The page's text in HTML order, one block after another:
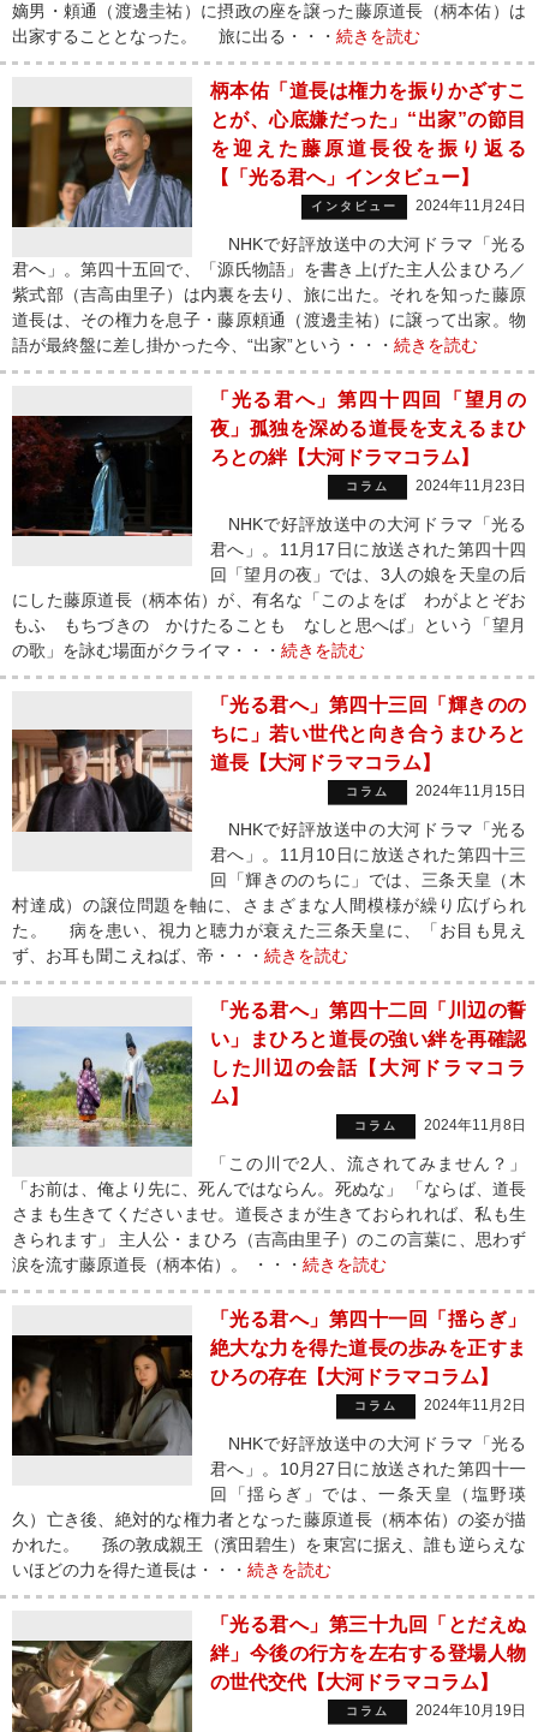
嫡男・頼通（渡邊圭祐）に摂政の座を譲った藤原道長（柄本佑）は
出家することとなった。 旅に出る・・・ 続きを読む
柄本佑「道長は権力を振りかざすこ
とが、心底嫌だった」“出家”の節目
を迎えた藤原道長役を振り返る
【「光る君へ」インタビュー】
インタビュー 2024年11月24日
NHKで好評放送中の大河ドラマ「光る
君へ」。第四十五回で、「源氏物語」を書き上げた主人公まひろ／
紫式部（吉高由里子）は内裏を去り、旅に出た。それを知った藤原
道長は、その権力を息子・藤原頼通（渡邊圭祐）に譲って出家。物
語が最終盤に差し掛かった今、“出家”という・・・ 続きを読む
「光る君へ」第四十四回「望月の
夜」孤独を深める道長を支えるまひ
ろとの絆【大河ドラマコラム】
コラム 2024年11月23日
NHKで好評放送中の大河ドラマ「光る
君へ」。11月17日に放送された第四十四
回「望月の夜」では、3人の娘を天皇の后
にした藤原道長（柄本佑）が、有名な「このよをば わがよとぞお
もふ もちづきの かけたることも なしと思へば」という「望月
の歌」を詠む場面がクライマ・・・ 続きを読む
「光る君へ」第四十三回「輝きのの
ちに」若い世代と向き合うまひろと
道長【大河ドラマコラム】
コラム 2024年11月15日
NHKで好評放送中の大河ドラマ「光る
君へ」。11月10日に放送された第四十三
回「輝きののちに」では、三条天皇（木
村達成）の譲位問題を軸に、さまざまな人間模様が繰り広げられ
た。 病を患い、視力と聴力が衰えた三条天皇に、「お目も見え
ず、お耳も聞こえねば、帝・・・ 続きを読む
「光る君へ」第四十二回「川辺の誓
い」まひろと道長の強い絆を再確認
した川辺の会話【大河ドラマコラ
ム】
コラム 2024年11月8日
「この川で2人、流されてみません？」
「お前は、俺より先に、死んではならん。死ぬな」 「ならば、道長
さまも生きてくださいませ。道長さまが生きておられれば、私も生
きられます」 主人公・まひろ（吉高由里子）のこの言葉に、思わず
涙を流す藤原道長（柄本佑）。 ・・・ 続きを読む
「光る君へ」第四十一回「揺らぎ」
絶大な力を得た道長の歩みを正すま
ひろの存在【大河ドラマコラム】
コラム 2024年11月2日
NHKで好評放送中の大河ドラマ「光る
君へ」。10月27日に放送された第四十一
回「揺らぎ」では、一条天皇（塩野瑛
久）亡き後、絶対的な権力者となった藤原道長（柄本佑）の姿が描
かれた。 孫の敦成親王（濱田碧生）を東宮に据え、誰も逆らえな
いほどの力を得た道長は・・・ 続きを読む
「光る君へ」第三十九回「とだえぬ
絆」今後の行方を左右する登場人物
の世代交代【大河ドラマコラム】
コラム 2024年10月19日